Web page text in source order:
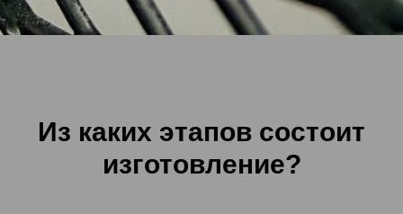
Из каких этапов состоит
изготовление?